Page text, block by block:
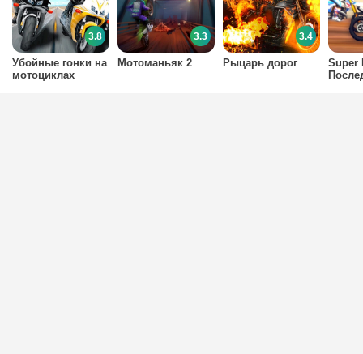
Super
Убойные гонки на
мотоциклах
3.8
Мотоманьяк 2
3.3
Рыцарь дорог
3.4